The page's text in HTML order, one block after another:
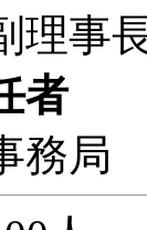
長
者
井